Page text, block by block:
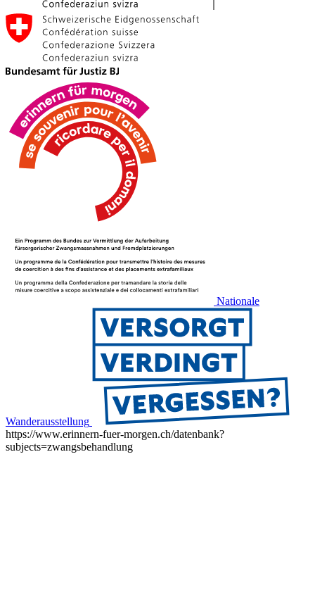
Nationale
Wanderausstellung
https://www.erinnern-fuer-morgen.ch/datenbank?
subjects=zwangsbehandlung